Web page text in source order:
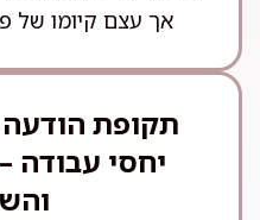
אך עצם קיומו של
תקופת
יחסי עבודה